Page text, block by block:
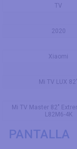
TV
2020
Xiaomi
Mi TV LUX 82"
Mi TV Master 82"
L82M6-4K
PANTALLA